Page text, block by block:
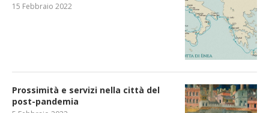
15 Febbraio 2022
Prossimità e servizi nella città del
post-pandemia